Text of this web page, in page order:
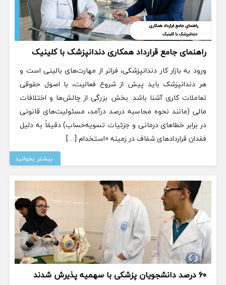
راهنمای جامع قرارداد همکاری دندانپزشک با کلینیک
ورود به بازار کار دندانپزشکی، فراتر از مهارت‌های بالینی است و
هر دندانپزشک باید پیش از شروع فعالیت، با اصول حقوقی
تعاملات کاری آشنا باشد. بخش بزرگی از چالش‌ها و اختلافات
مالی (مانند نحوه محاسبه درصد درآمد، مسئولیت‌های قانونی
در برابر خطاهای درمانی و جزئیات تسویه‌حساب) دقیقاً به دلیل
فقدان قراردادهای شفاف در زمینه «استخدام […]
بیشتر بخوانید
۶۰ درصد دانشجویان پزشکی با سهمیه پذیرش شدند